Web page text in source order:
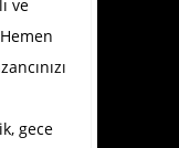
ve
gece